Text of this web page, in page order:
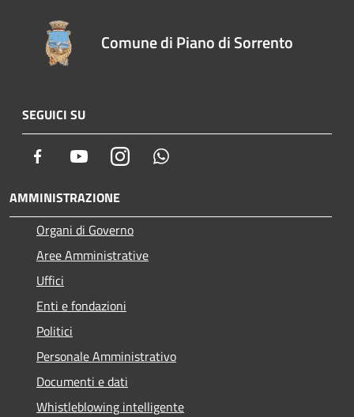
Comune di Piano di Sorrento
SEGUICI SU
Facebook YoutubeInstagram
AMMINISTRAZIONE
Organi di Governo
Aree Amministrative
Uffici
Enti e fondazioni
Politici
Personale Amministrativo
Documenti e dati
Whistleblowing intelligente